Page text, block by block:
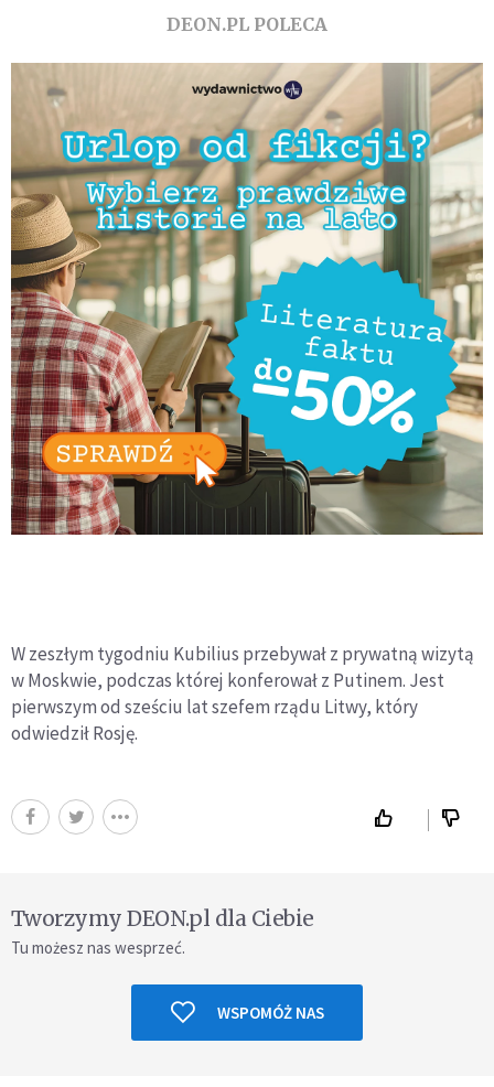
DEON.PL POLECA
W zeszłym tygodniu Kubilius przebywał z prywatną wizytą
w Moskwie, podczas której konferował z Putinem. Jest
pierwszym od sześciu lat szefem rządu Litwy, który
odwiedził Rosję.
Tworzymy DEON.pl dla Ciebie
Tu możesz nas wesprzeć.
WSPOMÓŻ NAS